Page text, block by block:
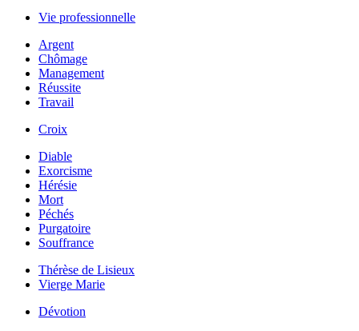
Vie professionnelle
Argent
Chômage
Management
Réussite
Travail
Croix
Diable
Exorcisme
Hérésie
Mort
Péchés
Purgatoire
Souffrance
Thérèse de Lisieux
Vierge Marie
Dévotion